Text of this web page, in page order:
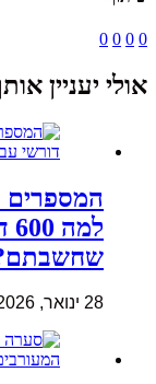
0
0
0
0
אולי יעניין
המספרים
28 ינואר, 2026